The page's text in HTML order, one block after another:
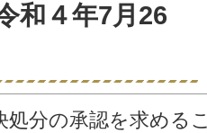
和４年7月26
処分の承認を求める